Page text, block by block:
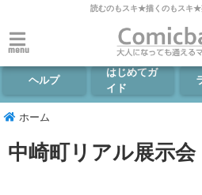
読むのもスキ★描くのもスキ★
menu
ヘルプ
はじめてガ
イド
ホーム
中崎町リアル展示会